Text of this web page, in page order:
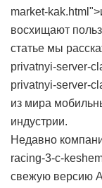
market-
восхищают
статье мы
privatnyi-server-
privatnyi-server-
из мира
индустрии.
Недавно
racing-3-c-
свежую версию